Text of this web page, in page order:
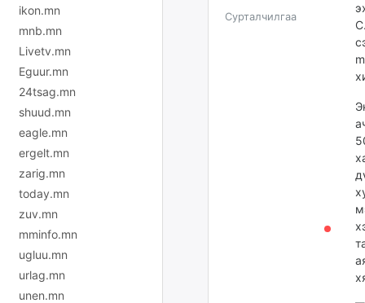
ikon.mn
mnb.mn
Livetv.mn
Eguur.mn
24tsag.mn
shuud.mn
eagle.mn
ergelt.mn
zarig.mn
today.mn
zuv.mn
mminfo.mn
ugluu.mn
urlag.mn
unen.mn
Сурталчилгаа